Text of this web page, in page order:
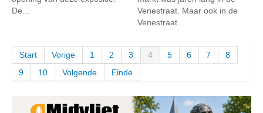
De...
Venestraat. Maar ook in de
Venestraat...
Start Vorige 1 2 3 4 5 6 7
8
9
10 Volgende Einde